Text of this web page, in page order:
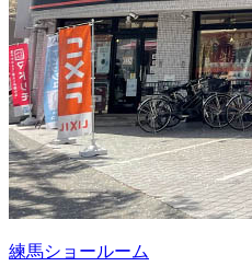
練馬ショールーム